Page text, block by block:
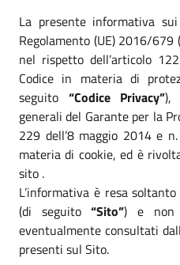
La presente informativa
Regolamento (UE) 2016/
nel rispetto dell’articolo
Codice in materia di
seguito “Codice Privacy”),
generali del Garante per la
229 dell’8 maggio 2014 e
materia di cookie, ed è
sito .
L’informativa è resa
(di seguito“Sito”) e non
eventualmente consultati
presenti sul Sito.